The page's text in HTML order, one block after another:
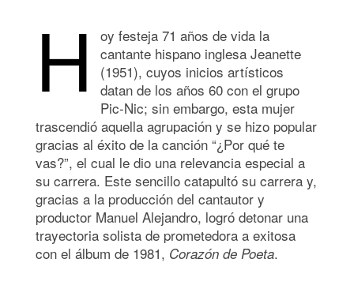
H
oy festeja 71 años de vida la
cantante hispano inglesa Jeanette
(1951), cuyos inicios artísticos
datan de los años 60 con el grupo
Pic-Nic; sin embargo, esta mujer
trascendió aquella agrupación y se hizo popular
gracias al éxito de la canción “¿Por qué te
vas?”, el cual le dio una relevancia especial a
su carrera. Este sencillo catapultó su carrera y,
gracias a la producción del cantautor y
productor Manuel Alejandro, logró detonar una
trayectoria solista de prometedora a exitosa
con el álbum de 1981, Corazón de Poeta.